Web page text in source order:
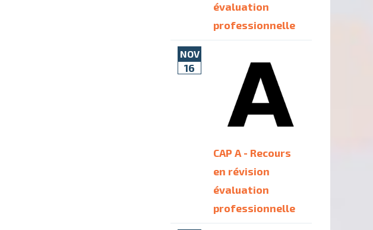
évaluation
professionnelle
NOV
16
CAP A - Recours
en révision
évaluation
professionnelle